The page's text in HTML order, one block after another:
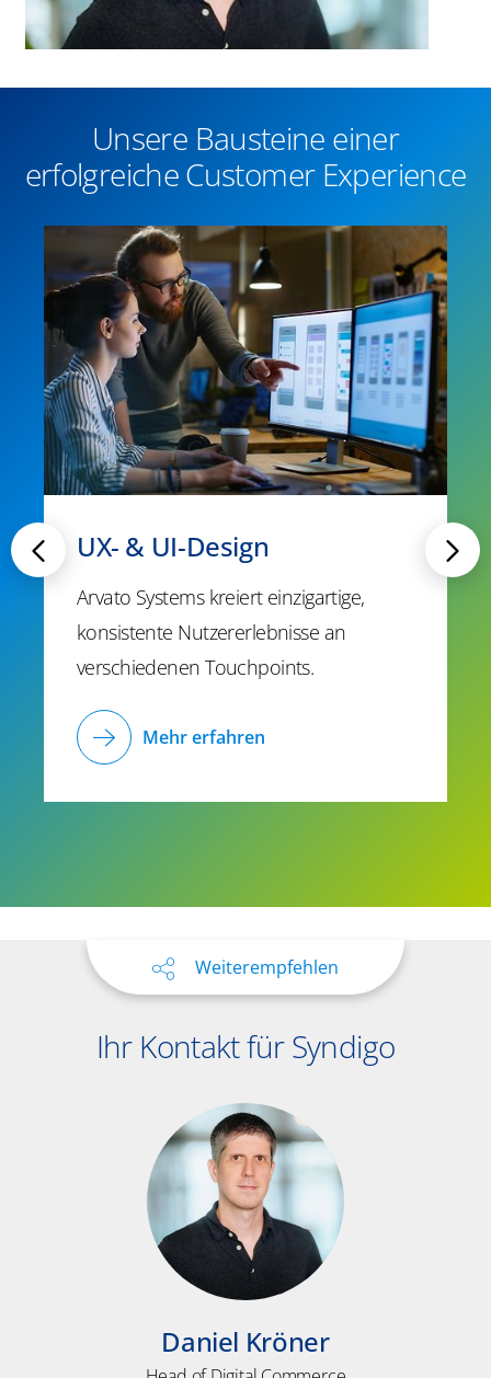
Unsere Bausteine einer
erfolgreiche Customer Experience
UX- & UI-Design
Arvato Systems kreiert einzigartige,
konsistente Nutzererlebnisse an
verschiedenen Touchpoints.
Mehr erfahren
Weiterempfehlen
Ihr Kontakt für Syndigo
Daniel Kröner